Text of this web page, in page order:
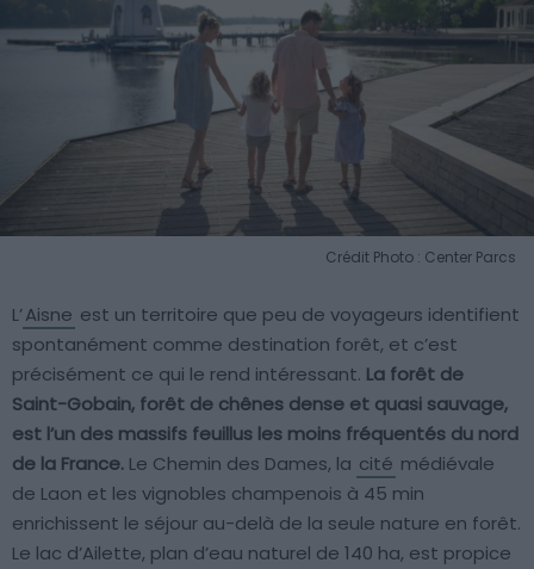
Crédit Photo : Center Parcs
L’Aisne est un territoire que peu de voyageurs identifient
spontanément comme destination forêt, et c’est
précisément ce qui le rend intéressant. La forêt de
Saint-Gobain, forêt de chênes dense et quasi sauvage,
est l’un des massifs feuillus les moins fréquentés du nord
de la France. Le Chemin des Dames, la cité médiévale
de Laon et les vignobles champenois à 45 min
enrichissent le séjour au-delà de la seule nature en forêt.
Le lac d’Ailette, plan d’eau naturel de 140 ha, est propice